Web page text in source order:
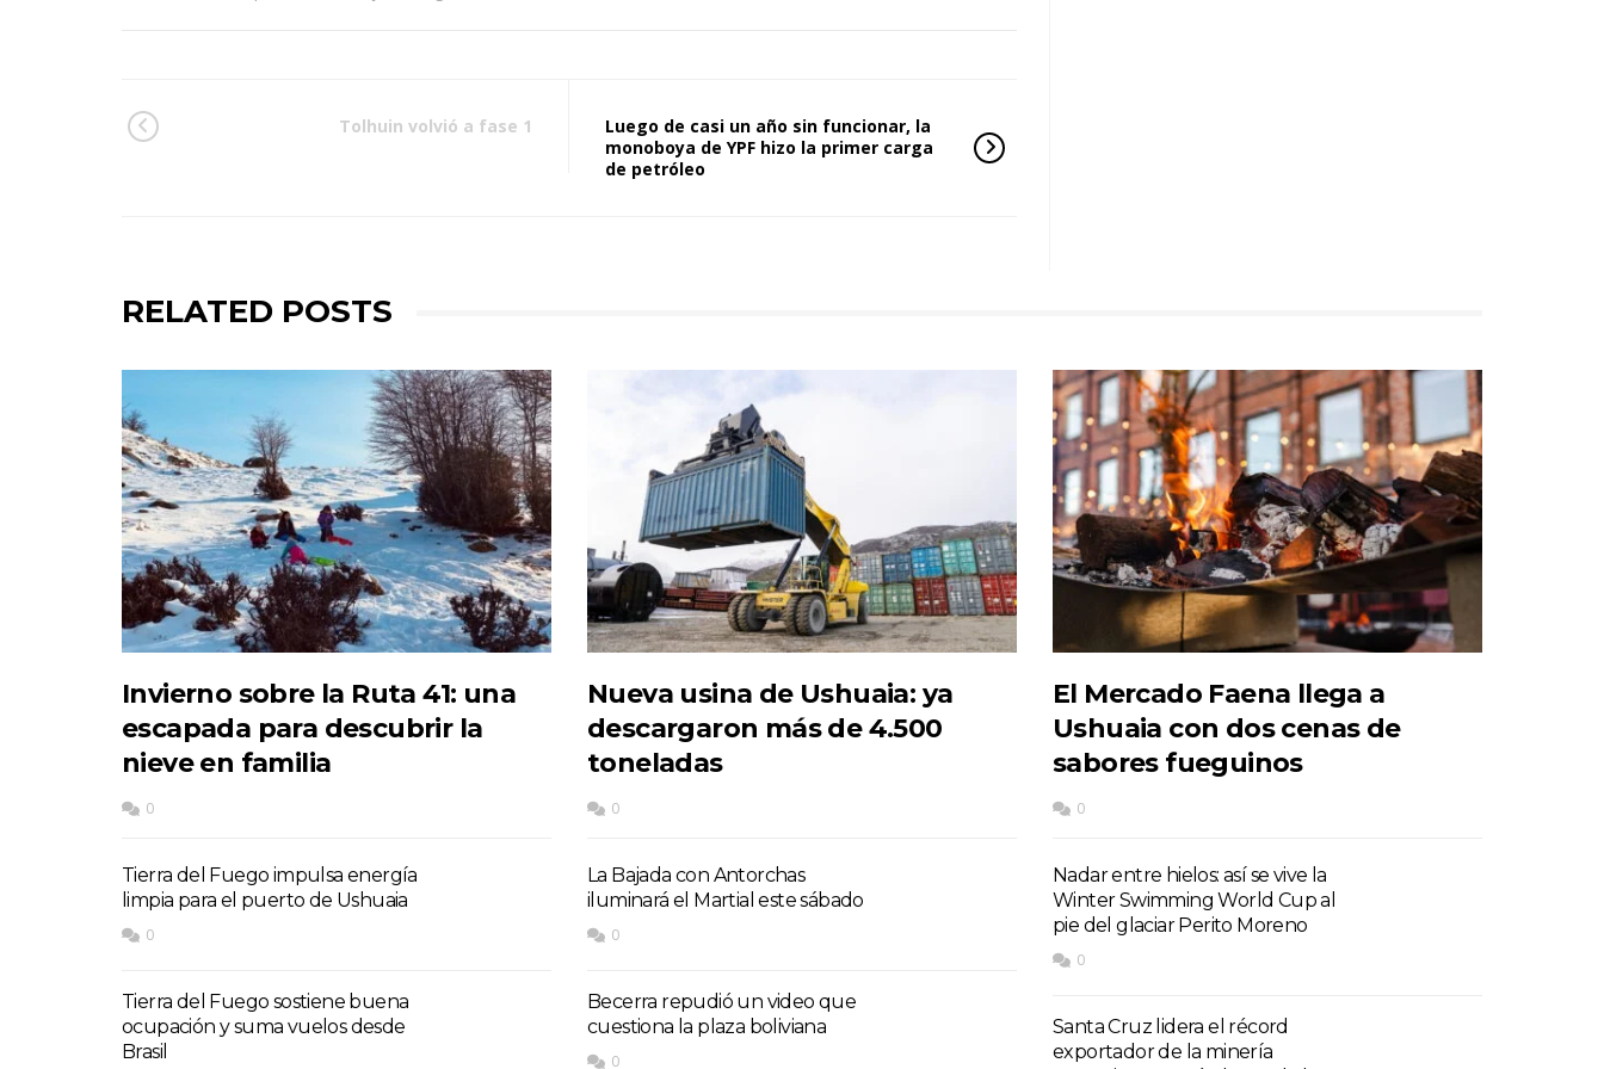
Tolhuin volvió a fase 1
Luego de casi un año sin funcionar, la
monoboya de YPF hizo la primer carga
de petróleo
RELATED POSTS
Invierno sobre la Ruta 41: una
escapada para descubrir la
nieve en familia
0
Tierra del Fuego impulsa energía
limpia para el puerto de Ushuaia
0
Tierra del Fuego sostiene buena
ocupación y suma vuelos desde
Brasil
Nueva usina de Ushuaia: ya
descargaron más de 4.500
toneladas
0
La Bajada con Antorchas
iluminará el Martial este sábado
0
Becerra repudió un video que
cuestiona la plaza boliviana
0
El Mercado Faena llega a
Ushuaia con dos cenas de
sabores fueguinos
0
Nadar entre hielos: así se vive la
Winter Swimming World Cup al
pie del glaciar Perito Moreno
0
Santa Cruz lidera el récord
exportador de la minería